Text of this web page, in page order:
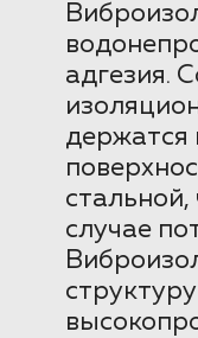
адгезия.
держатся
случае